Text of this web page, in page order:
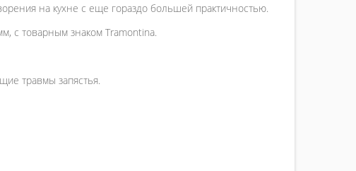
на кухне с еще гораздо большей практичностью.
с товарным знаком Tramontina.
травмы запястья.